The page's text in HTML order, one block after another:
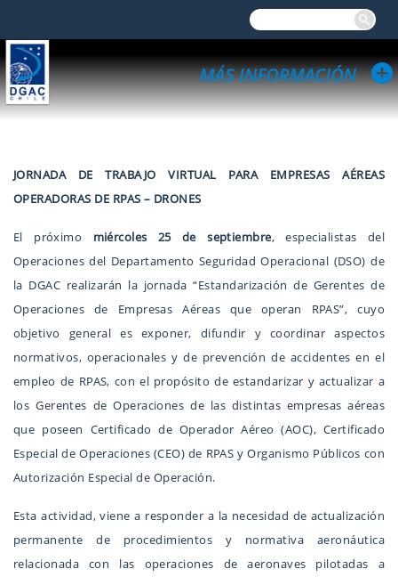
JORNADA DE TRABAJO VIRTUAL PARA EMPRESAS AÉREAS
OPERADORAS DE RPAS – DRONES
El próximo miércoles 25 de septiembre, especialistas del
Operaciones del Departamento Seguridad Operacional (DSO) de
la DGAC realizarán la jornada “Estandarización de Gerentes de
Operaciones de Empresas Aéreas que operan RPAS”, cuyo
objetivo general es exponer, difundir y coordinar aspectos
normativos, operacionales y de prevención de accidentes en el
empleo de RPAS, con el propósito de estandarizar y actualizar a
los Gerentes de Operaciones de las distintas empresas aéreas
que poseen Certificado de Operador Aéreo (AOC), Certificado
Especial de Operaciones (CEO) de RPAS y Organismo Públicos con
Autorización Especial de Operación.
Esta actividad, viene a responder a la necesidad de actualización
permanente de procedimientos y normativa aeronáutica
relacionada con las operaciones de aeronaves pilotadas a